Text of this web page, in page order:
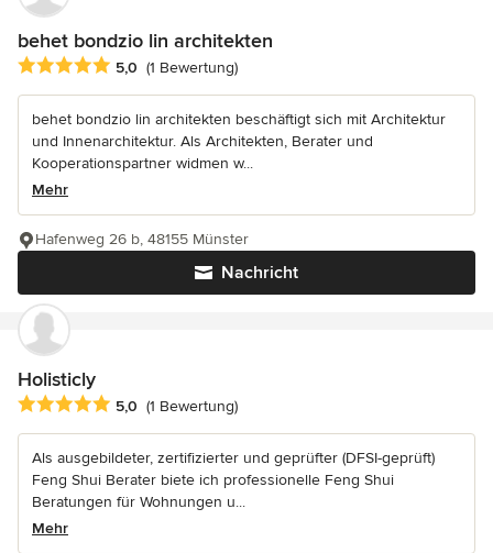
behet bondzio lin architekten
Durchschnittliche Bewertung: 5 von 5 Sternen
5,0 (1 Bewertung)
behet bondzio lin architekten beschäftigt sich mit Architektur
und Innenarchitektur. Als Architekten, Berater und
Kooperationspartner widmen w...
Mehr
Nachricht
Hafenweg 26 b, 48155 Münster
Holisticly
Durchschnittliche Bewertung: 5 von 5 Sternen
5,0 (1 Bewertung)
Als ausgebildeter, zertifizierter und geprüfter (DFSI-geprüft)
Feng Shui Berater biete ich professionelle Feng Shui
Beratungen für Wohnungen u...
Mehr